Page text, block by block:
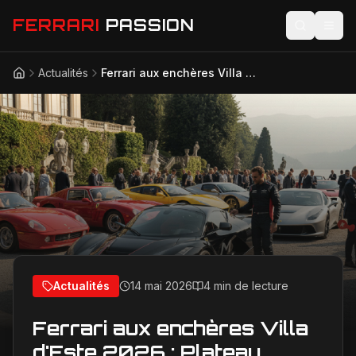
FERRARI PASSION
Actualités
Modèles
Compétition
Technologie
Lifestyle
AccueilActualités Ferrari aux enchères Villa d'Este 2026 : Plateau exceptionnel avec LaFerrari de Felipe Massa à 5 millions d'euros
Actualités 14 mai 2026 4 min de lecture
Ferrari aux enchères Villa